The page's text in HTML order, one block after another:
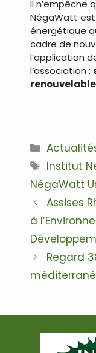
Il n’empêche
NégaWatt
énergétique
cadre de
l’application
l’association :
Institut
NégaWatt
Navigation
des
Assises
à
Regard